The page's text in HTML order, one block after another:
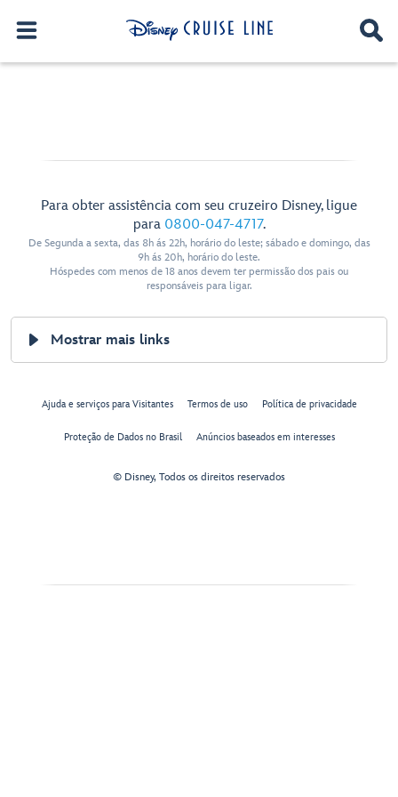
Para obter assistência com seu cruzeiro Disney, ligue
para 0800-047-4717.
De Segunda a sexta, das 8h ás 22h, horário do leste; sábado e domingo, das
9h ás 20h, horário do leste.
Hóspedes com menos de 18 anos devem ter permissão dos pais ou
responsáveis para ligar.
Mostrar mais links
Ajuda e serviços para Visitantes Termos de uso Política de privacidade
Proteção de Dados no Brasil Anúncios baseados em interesses
© Disney, Todos os direitos reservados